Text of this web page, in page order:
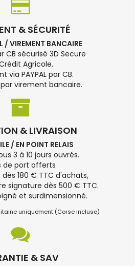
& SÉCURITÉ
/ VIREMENT BANCAIRE
CB sécurisé 3D Secure
Agricole.
via PAYPAL par CB.
virement bancaire.
& LIVRAISON
/ EN POINT RELAIS
3 à 10 jours ouvrés.
de port offerts
180 € TTC d'achats,
signature dès 500 € TTC.
et surdimensionné.
uniquement (Corse incluse)
& SAV